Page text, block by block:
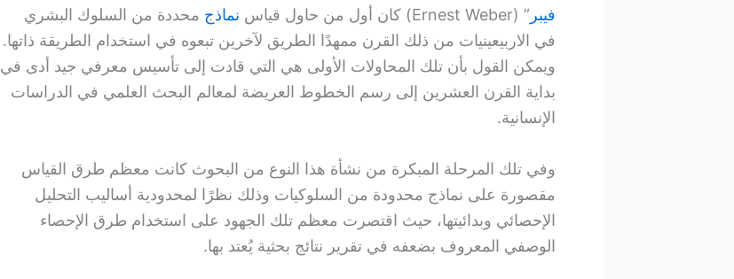
فيبر ” (Ernest Weber) كان أول من حاول قياس نماذج محددة من السلوك البشري
في الاربيعينيات من ذلك القرن ممهدًا الطريق لآخرين تبعوه في استخدام الطريقة ذاتها.
ويمكن القول بأن تلك المحاولات الأولى هي التي قادت إلى تأسيس معرفي جيد أدى في
بداية القرن العشرين إلى رسم الخطوط العريضة لمعالم البحث العلمي في الدراسات
الإنسانية.
وفي تلك المرحلة المبكرة من نشأة هذا النوع من البحوث كانت معظم طرق القياس
مقصورة على نماذج محدودة من السلوكيات وذلك نظرًا لمحدودية أساليب التحليل
الإحصائي وبدائيتها، حيث اقتصرت معظم تلك الجهود على استخدام طرق الإحصاء
الوصفي المعروف بضعفه في تقرير نتائج بحثية يُعتد بها.